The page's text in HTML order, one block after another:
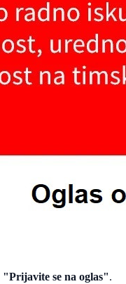
"Prijavite se na oglas".